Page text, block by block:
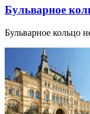
Бульварное
Бульварное кольцо